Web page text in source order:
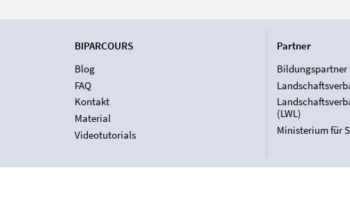
BIPARCOURS
Blog
FAQ
Kontakt
Material
Videotutorials
Partner
Bildungspartner
(LWL)
Ministerium für